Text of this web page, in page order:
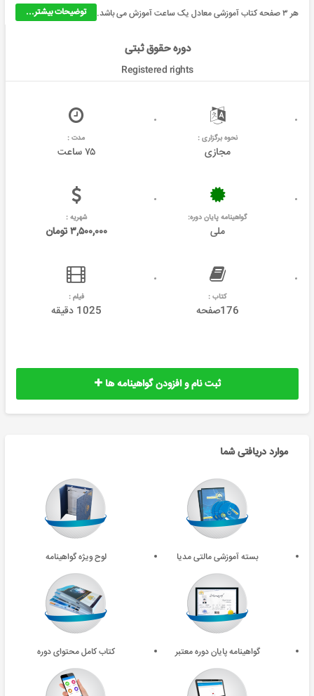
توضیحات بیشتر...
هر ۳ صفحه کتاب آموزشی معادل یک ساعت آموزش می باشد.
دوره حقوق ثبتی
Registered rights
نحوه برگزاری :
مجازی
مدت :
۷۵ ساعت
گواهینامه پایان دوره:
ملی
شهریه :
۳,۵۰۰,۰۰۰ تومان
کتاب :
176صفحه
فیلم :
1025 دقیقه
ثبت نام و افزودن گواهینامه ها
موارد دریافتی شما
بسته آموزشی مالتی مدیا لوح ویژه گواهینامه
گواهینامه پایان دوره معتبر کتاب کامل محتوای دوره